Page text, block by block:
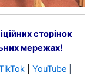
сторінок
мережах!
YouTube